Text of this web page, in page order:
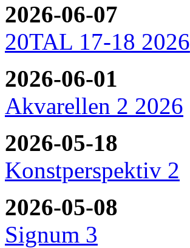
2026-06-07
20TAL 17-18 2026
2026-06-01
Akvarellen 2 2026
2026-05-18
Konstperspektiv 2
2026-05-08
Signum 3